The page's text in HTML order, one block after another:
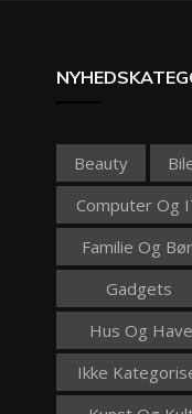
Beauty
Computer Og
Familie Og
Gadgets
Hus Og Have
Ikke